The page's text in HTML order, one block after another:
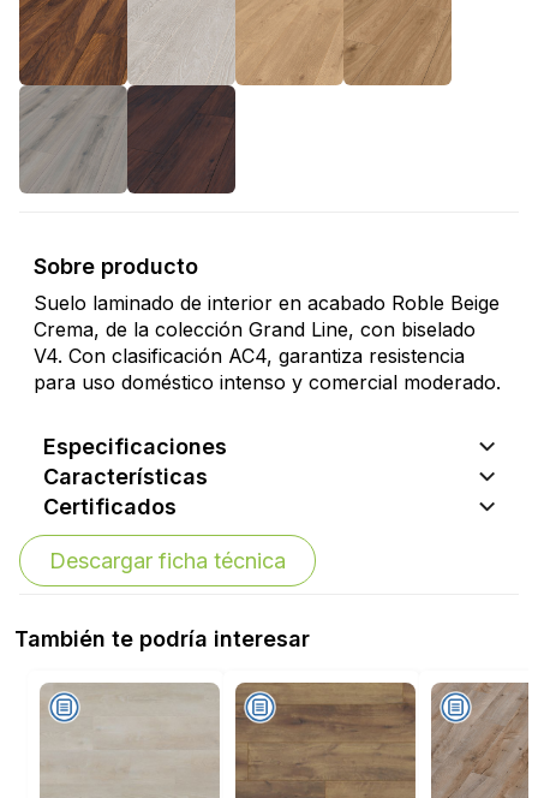
Sobre producto
Suelo laminado de interior en acabado Roble Beige
Crema, de la colección Grand Line, con biselado
V4. Con clasificación AC4, garantiza resistencia
para uso doméstico intenso y comercial moderado.
Especificaciones
Características
Certificados
Descargar ficha técnica
También te podría interesar